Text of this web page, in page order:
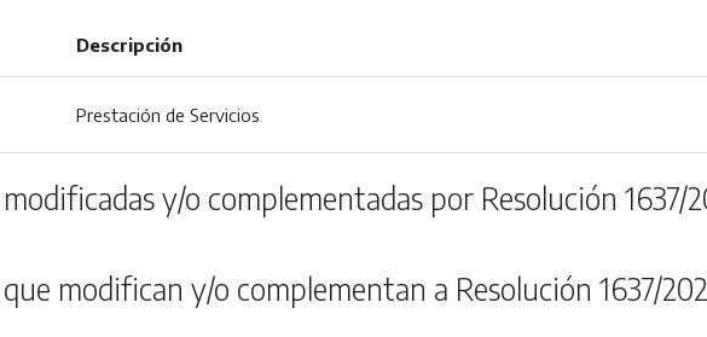
Descripción
Prestación de Servicios
y/o complementadas por Resolución 1637/
modifican y/o complementan a Resolución 1637/